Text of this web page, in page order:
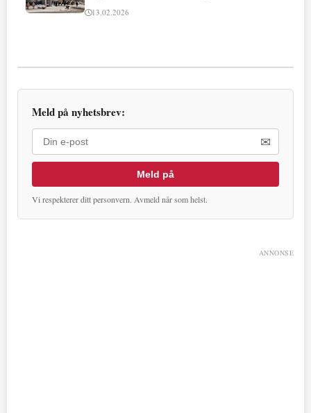
13.02.2026
Meld på nyhetsbrev:
✉
Meld på
Vi respekterer ditt personvern. Avmeld når som helst.
ANNONSE